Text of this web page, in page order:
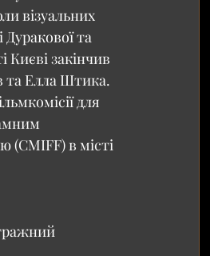
візуальних
та
Києві закінчив
та Елла Штика.
для
(CMIFF) в місті